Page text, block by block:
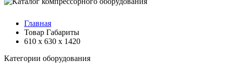
Главная
Товар Габариты
610 х 630 х 1420
Категории оборудования